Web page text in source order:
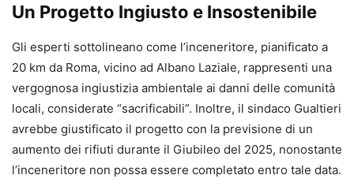
Un Progetto Ingiusto e Insostenibile
Gli esperti sottolineano come l’inceneritore, pianificato a
20 km da Roma, vicino ad Albano Laziale, rappresenti una
vergognosa ingiustizia ambientale ai danni delle comunità
locali, considerate “sacrificabili”. Inoltre, il sindaco Gualtieri
avrebbe giustificato il progetto con la previsione di un
aumento dei rifiuti durante il Giubileo del 2025, nonostante
l’inceneritore non possa essere completato entro tale data.